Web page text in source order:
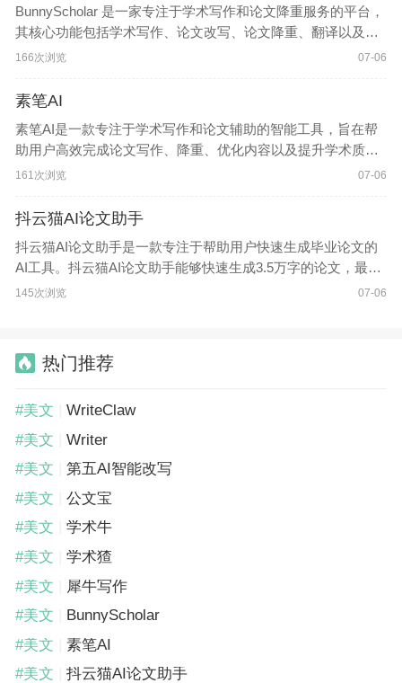
BunnyScholar 是一家专注于学术写作和论文降重服务的平台，
其核心功能包括学术写作、论文改写、论文降重、翻译以及AI
写作等服务。BunnyScholar 提供一站式学术写作和翻译服务，
166次浏览 07-06
素笔AI
素笔AI是一款专注于学术写作和论文辅助的智能工具，旨在帮
助用户高效完成论文写作、降重、优化内容以及提升学术质
量。素笔AI官网入口网址：https://www.subiai.cn/素笔AI官网网
161次浏览 07-06
抖云猫AI论文助手
抖云猫AI论文助手是一款专注于帮助用户快速生成毕业论文的
AI工具。抖云猫AI论文助手能够快速生成3.5万字的论文，最快
只需2分钟完成。该工具支持大专、本科、硕士等不同学历需
145次浏览 07-06
热门推荐
#美文
WriteClaw
#美文
Writer
#美文
第五AI智能改写
#美文
公文宝
#美文
学术牛
#美文
学术猹
#美文
犀牛写作
#美文
BunnyScholar
#美文
素笔AI
#美文
抖云猫AI论文助手